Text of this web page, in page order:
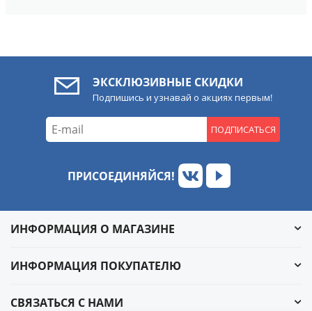
ЭКСКЛЮЗИВНЫЕ СКИДКИ
Подпишись и узнавай о акциях первым!
ПОДПИСАТЬСЯ
ПРИСОЕДИНЯЙСЯ!
ИНФОРМАЦИЯ О МАГАЗИНЕ
ИНФОРМАЦИЯ ПОКУПАТЕЛЮ
СВЯЗАТЬСЯ С НАМИ